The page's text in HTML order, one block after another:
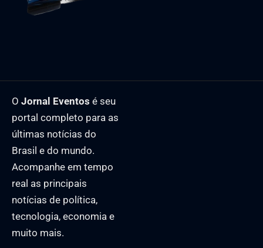
O Jornal Eventos é seu
portal completo para as
últimas notícias do
Brasil e do mundo.
Acompanhe em tempo
real as principais
notícias de política,
tecnologia, economia e
muito mais.